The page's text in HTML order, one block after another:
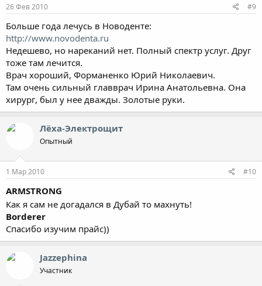
26 Фев 2010 #9
Больше года лечусь в Новоденте:
http://www.novodenta.ru
Недешево, но нареканий нет. Полный спектр услуг. Друг
тоже там лечится.
Врач хороший, Форманенко Юрий Николаевич.
Там очень сильный главврач Ирина Анатольевна. Она
хирург, был у нее дважды. Золотые руки.
Лёха-Электрощит
Опытный
1 Мар 2010 #10
ARMSTRONG
Как я сам не догадался в Дубай то махнуть!
Borderer
Спасибо изучим прайс))
Jazzephina
Участник